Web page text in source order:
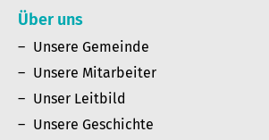
Über uns
Unsere Gemeinde
Unsere Mitarbeiter
Unser Leitbild
Unsere Geschichte